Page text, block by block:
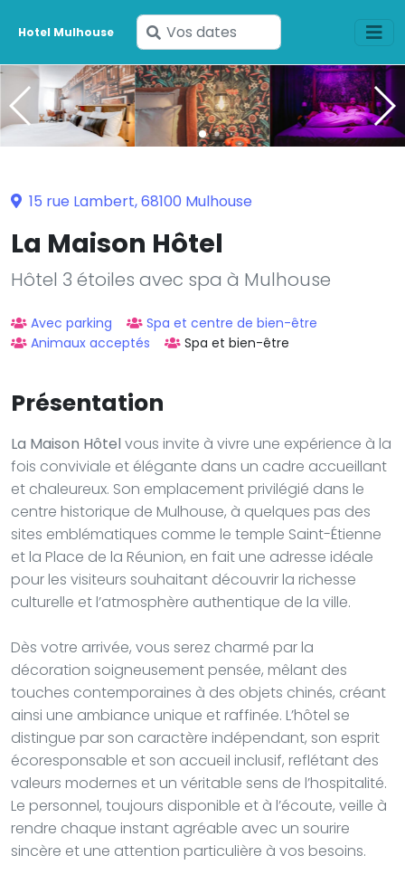
Hotel Mulhouse
Saisissez
vos
dates
15 rue Lambert, 68100 Mulhouse
La Maison Hôtel
Hôtel 3 étoiles avec spa à Mulhouse
Avec parking
Spa et centre de bien-être
Animaux acceptés
Spa et bien-être
Présentation
La Maison Hôtel vous invite à vivre une expérience à la
fois conviviale et élégante dans un cadre accueillant
et chaleureux. Son emplacement privilégié dans le
centre historique de Mulhouse, à quelques pas des
sites emblématiques comme le temple Saint-Étienne
et la Place de la Réunion, en fait une adresse idéale
pour les visiteurs souhaitant découvrir la richesse
culturelle et l’atmosphère authentique de la ville.
Dès votre arrivée, vous serez charmé par la
décoration soigneusement pensée, mêlant des
touches contemporaines à des objets chinés, créant
ainsi une ambiance unique et raffinée. L’hôtel se
distingue par son caractère indépendant, son esprit
écoresponsable et son accueil inclusif, reflétant des
valeurs modernes et un véritable sens de l’hospitalité.
Le personnel, toujours disponible et à l’écoute, veille à
rendre chaque instant agréable avec un sourire
sincère et une attention particulière à vos besoins.